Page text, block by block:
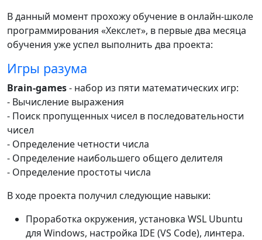
В данный момент прохожу обучение в онлайн-школе
программирования «Хекслет», в первые два месяца
обучения уже успел выполнить два проекта:
Игры разума
Brain-games- набор из пяти математических игр:
- Вычисление выражения
- Поиск пропущенных чисел в последовательности
чисел
- Определение четности числа
- Определение наибольшего общего делителя
- Определение простоты числа
В ходе проекта получил следующие навыки:
Проработка окружения, установка WSL Ubuntu
для Windows, настройка IDE (VS Code), линтера.